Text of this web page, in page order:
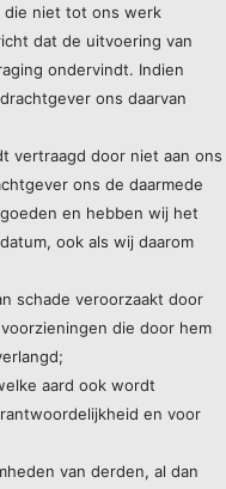
die niet tot ons werk
dat de uitvoering van
ondervindt. Indien
ons daarvan
vertraagd door niet aan ons
ons de daarmede
en hebben wij het
ook als wij daarom
schade veroorzaakt door
die door hem
aard ook wordt
en voor
van derden, al dan